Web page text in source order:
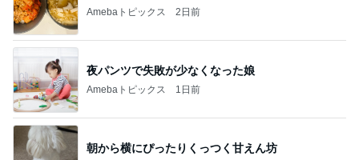
Amebaトピックス 2日前
夜パンツで失敗が少なくなった娘
Amebaトピックス 1日前
朝から横にぴったりくっつく甘えん坊